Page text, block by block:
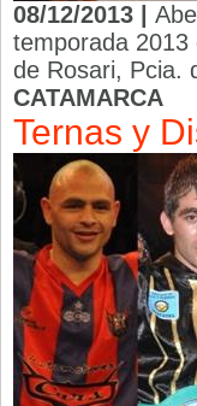
08/12/2013 |
temporada 2013
de Rosari, Pcia.
CATAMARCA
Ternas y